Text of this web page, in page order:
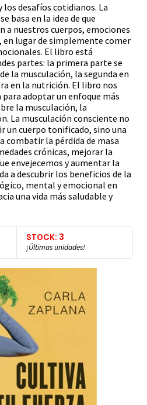
desafíos cotidianos. La
basa en la idea de que
a nuestros cuerpos, emociones
en lugar de simplemente comer
El libro está
partes: la primera parte se
la musculación, la segunda en
en la nutrición. El libro nos
adoptar un enfoque más
la musculación, la
La musculación consciente no
un cuerpo tonificado, sino una
combatir la pérdida de masa
crónicas, mejorar la
envejecemos y aumentar la
a descubrir los beneficios de la
mental y emocional en
una vida más saludable y
STOCK: 3
¡Últimas unidades!